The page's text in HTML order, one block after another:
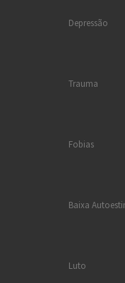
Depressão
Trauma
Fobias
Baixa
Luto